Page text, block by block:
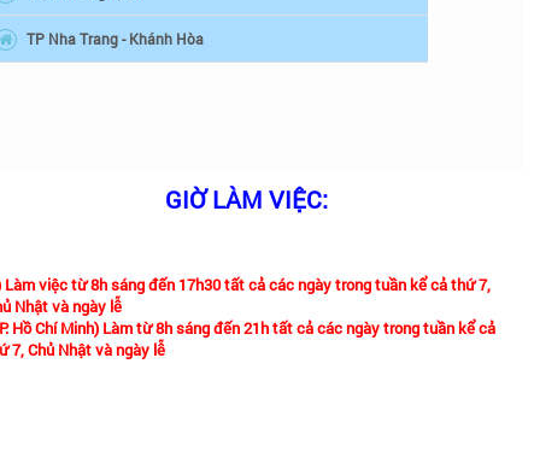
máy hút mùi có kích thước phù hợp.
mua máy hút mùi Taka cần chú ý tem chống hàng
TP Nha Trang - Khánh Hòa
GIỜ LÀM VIỆC:
Làm việc từ 8h sáng đến 17h30 tất cả các ngày trong tuần kể cả thứ 7,
Nhật và ngày lễ
Hồ Chí Minh) Làm từ 8h sáng đến 21h tất cả các ngày trong tuần kể cả
7, Chủ Nhật và ngày lễ